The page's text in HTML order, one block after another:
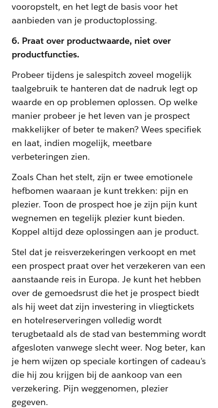
vooropstelt, en het legt de basis voor het
aanbieden van je productoplossing.
6. Praat over productwaarde, niet over
productfuncties.
Probeer tijdens je salespitch zoveel mogelijk
taalgebruik te hanteren dat de nadruk legt op
waarde en op problemen oplossen. Op welke
manier probeer je het leven van je prospect
makkelijker of beter te maken? Wees specifiek
en laat, indien mogelijk, meetbare
verbeteringen zien.
Zoals Chan het stelt, zijn er twee emotionele
hefbomen waaraan je kunt trekken: pijn en
plezier. Toon de prospect hoe je zijn pijn kunt
wegnemen en tegelijk plezier kunt bieden.
Koppel altijd deze oplossingen aan je product.
Stel dat je reisverzekeringen verkoopt en met
een prospect praat over het verzekeren van een
aanstaande reis in Europa. Je kunt het hebben
over de gemoedsrust die het je prospect biedt
als hij weet dat zijn investering in vliegtickets
en hotelreserveringen volledig wordt
terugbetaald als de stad van bestemming wordt
afgesloten vanwege slecht weer. Nog beter, kan
je hem wijzen op speciale kortingen of cadeau's
die hij zou krijgen bij de aankoop van een
verzekering. Pijn weggenomen, plezier
gegeven.